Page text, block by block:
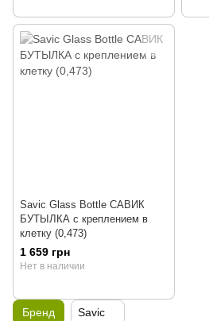
Savic Glass Bottle САВИК
БУТЫЛКА с креплением в
клетку (0,473)
1 659 грн
Нет в наличии
Бренд Savic